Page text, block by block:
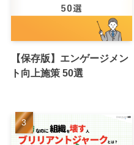
【保存版】エンゲージメン
ト向上施策 50選